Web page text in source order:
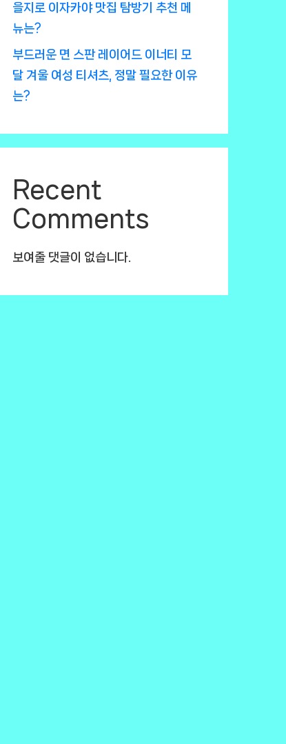
을지로 이자카야 맛집 탐방기 추천 메
뉴는?
부드러운 면 스판 레이어드 이너티 모
달 겨울 여성 티셔츠, 정말 필요한 이유
는?
Recent
Comments
보여줄 댓글이 없습니다.